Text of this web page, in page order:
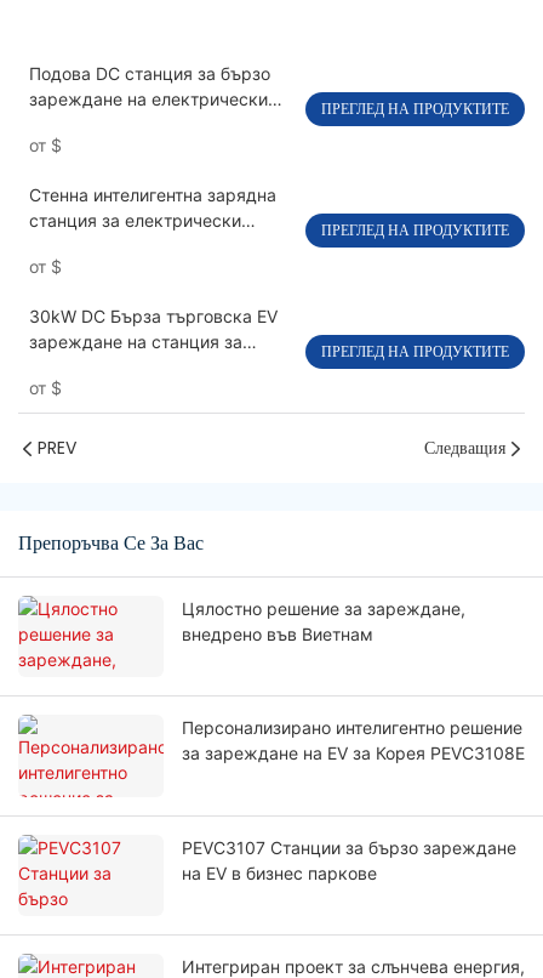
Подова DC станция за бързо
зареждане на електрически
пистолет OCPP 1.6J PEVC3106
от $
ПРЕГЛЕД НА ПРОДУКТИТЕ
Стенна интелигентна зарядна
станция за електрически
от $
ПРЕГЛЕД НА ПРОДУКТИТЕ
30kW DC Бърза търговска EV
зареждане на станция за
от $
ПРЕГЛЕД НА ПРОДУКТИТЕ
PREV Следващия
Препоръчва Се За Вас
Цялостно решение за зареждане,
внедрено във Виетнам
Персонализирано интелигентно решение
за зареждане на EV за Корея PEVC3108E
PEVC3107 Станции за бързо зареждане
на EV в бизнес паркове
Интегриран проект за слънчева енергия,